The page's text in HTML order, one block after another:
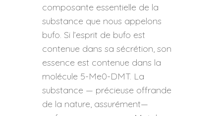
composante essentielle de la
substance que nous appelons
bufo. Si l’esprit de bufo est
contenue dans sa sécrétion, son
essence est contenue dans la
molécule 5-Me0-DMT. La
substance — précieuse offrande
de la nature, assurément—